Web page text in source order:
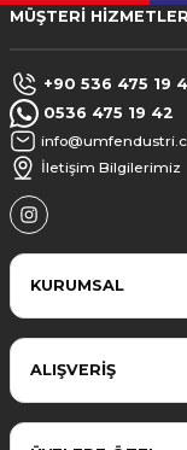
MÜŞTERİ
+90 536 475 19
0536 475 19 42
İletişim Bilgilerimiz
KURUMSAL
ALIŞVERİŞ